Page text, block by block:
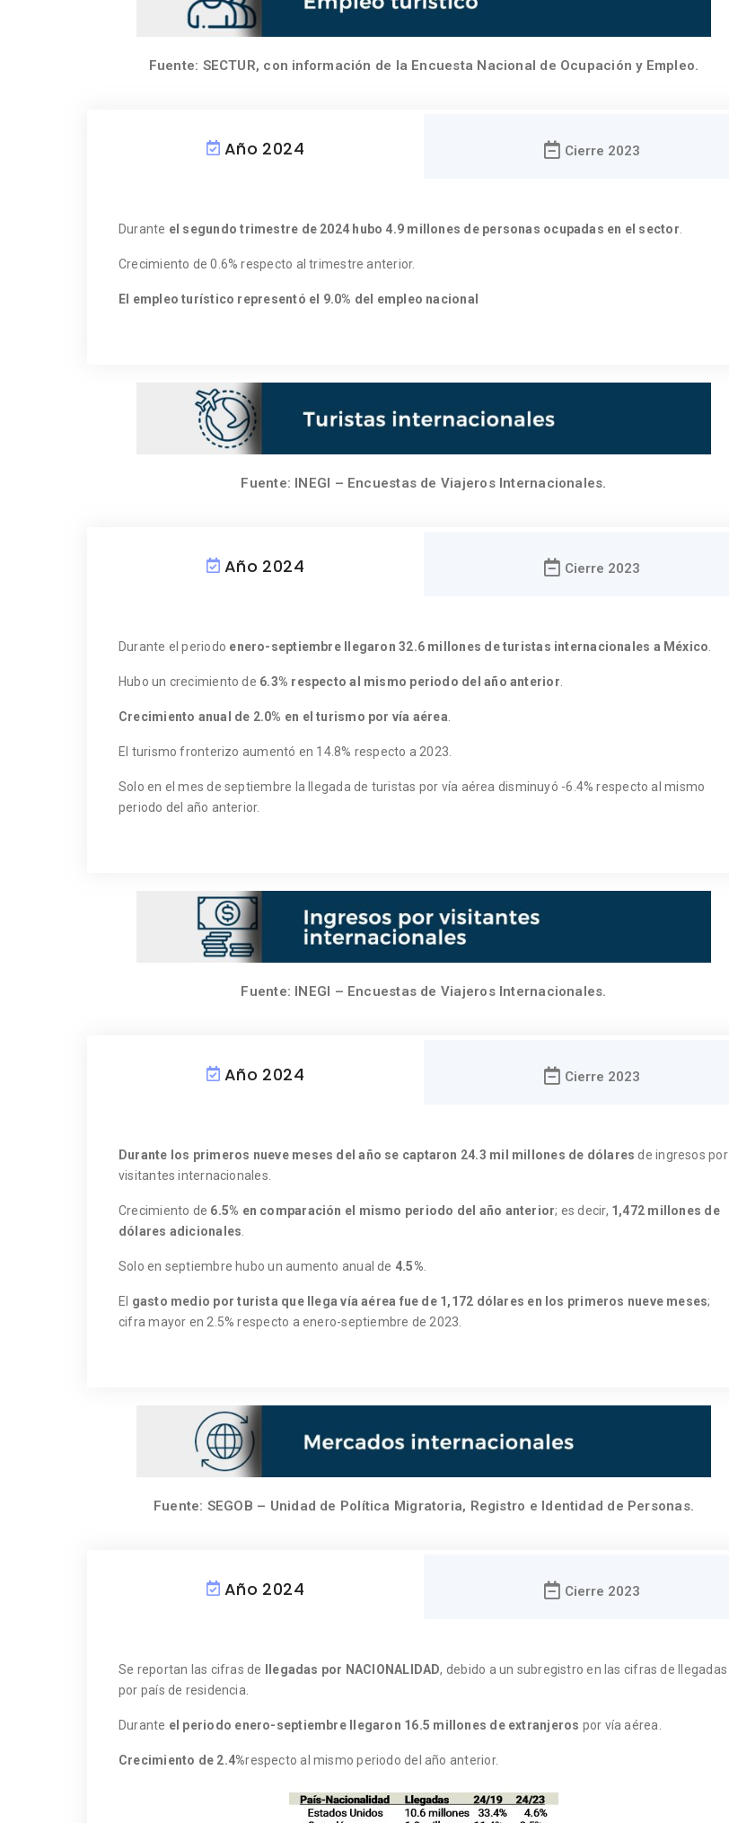
Fuente: SECTUR, con información de la Encuesta Nacional de Ocupación y Empleo.
Año 2024 Cierre 2023
Durante el segundo trimestre de 2024 hubo 4.9 millones de personas ocupadas en el sector
Crecimiento de 0.6% respecto al trimestre anterior.
El empleo turístico representó el 9.0% del empleo nacional
Fuente: INEGI – Encuestas de Viajeros Internacionales.
Año 2024 Cierre 2023
Durante el periodo enero-septiembre llegaron 32.6 millones de turistas internacionales a México
Hubo un crecimiento de 6.3% respecto al mismo periodo del año anterior
Crecimiento anual de 2.0% en el turismo por vía aérea
El turismo fronterizo aumentó en 14.8% respecto a 2023.
Solo en el mes de septiembre la llegada de turistas por vía aérea disminuyó -6.4% respecto al mismo
periodo del año anterior.
Fuente: INEGI – Encuestas de Viajeros Internacionales.
Año 2024 Cierre 2023
Durante los primeros nueve meses del año se captaron 24.3 mil millones de dólares de ingresos por
visitantes internacionales.
Crecimiento de 6.5% en comparación el mismo periodo del año anterior; es decir, 1,472 millones de
dólares adicionales
Solo en septiembre hubo un aumento anual de 4.5%
El gasto medio por turista que llega vía aérea fue de 1,172 dólares en los primeros nueve meses;
cifra mayor en 2.5% respecto a enero-septiembre de 2023.
Fuente: SEGOB – Unidad de Política Migratoria, Registro e Identidad de Personas.
Año 2024 Cierre 2023
Se reportan las cifras de llegadas por NACIONALIDAD, debido a un subregistro en las cifras de llegadas
por país de residencia.
Durante el periodo enero-septiembre llegaron 16.5 millones de extranjeros por vía aérea.
Crecimiento de 2.4%respecto al mismo periodo del año anterior.